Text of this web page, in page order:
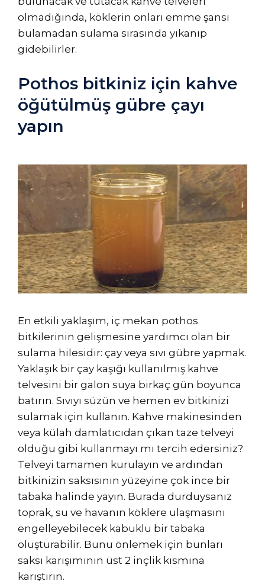
olmadığında, köklerin onları emme şansı
bulamadan sulama sırasında yıkanıp
gidebilirler.
Pothos bitkiniz için kahve
öğütülmüş gübre çayı
yapın
En etkili yaklaşım, iç mekan pothos
bitkilerinin gelişmesine yardımcı olan bir
sulama hilesidir: çay veya sıvı gübre yapmak.
Yaklaşık bir çay kaşığı kullanılmış kahve
telvesini bir galon suya birkaç gün boyunca
batırın. Sıvıyı süzün ve hemen ev bitkinizi
sulamak için kullanın. Kahve makinesinden
veya külah damlatıcıdan çıkan taze telveyi
olduğu gibi kullanmayı mı tercih edersiniz?
Telveyi tamamen kurulayın ve ardından
bitkinizin saksısının yüzeyine çok ince bir
tabaka halinde yayın. Burada durduysanız
toprak, su ve havanın köklere ulaşmasını
engelleyebilecek kabuklu bir tabaka
oluşturabilir. Bunu önlemek için bunları
saksı karışımının üst 2 inçlik kısmına
karıştırın.